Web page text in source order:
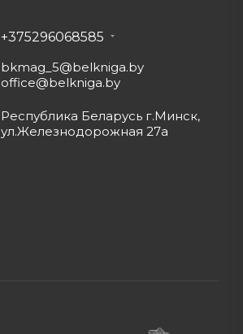
+375296068585
bkmag_5@belkniga.by
office@belkniga.by
Республика Беларусь г.Минск,
ул.Железнодорожная 27а